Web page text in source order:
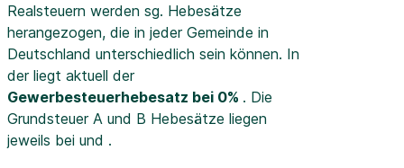
Realsteuern werden sg. Hebesätze
herangezogen, die in jeder Gemeinde in
Deutschland unterschiedlich sein können. In
der liegt aktuell der
Gewerbesteuerhebesatz bei 0% . Die
Grundsteuer A und B Hebesätze liegen
jeweils bei und .